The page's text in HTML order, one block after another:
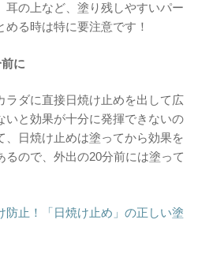
耳の上など、塗り残しやすいパー
る時は特に要注意です！
に
ラダに直接日焼け止めを出して広
いと効果が十分に発揮できないの
、日焼け止めは塗ってから効果を
ので、外出の20分前には塗って
防止！「日焼け止め」の正しい塗